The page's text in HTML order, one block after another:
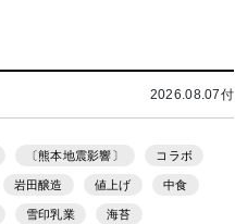
2026.08.07付
〔熊本地震影響〕 コラボ
岩田醸造 値上げ 中食
雪印乳業 海苔